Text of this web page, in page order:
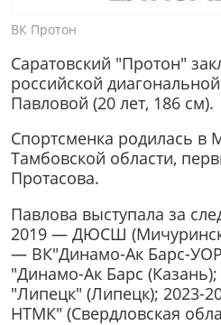
ВК Протон
Саратовский "Протон"
российской
Павловой (20 лет, 186 см).
Спортсменка родилась в
Тамбовской области,
Протасова.
Павлова выступала за
2019 — ДЮСШ
— ВК"Динамо-Ак Барс-
"Динамо-Ак Барс
"Липецк" (Липецк); 2023-
НТМК" (Свердловская